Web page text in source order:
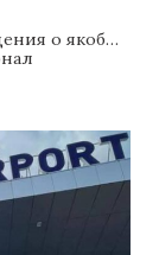
о якобы
обнаружили